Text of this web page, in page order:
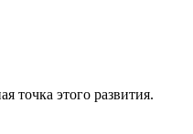
точка этого развития.